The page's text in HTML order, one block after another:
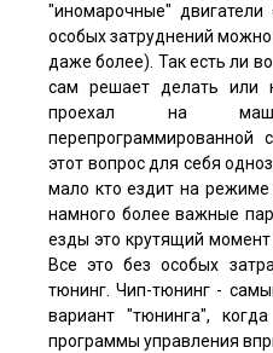
"иномарочные"
особых затруднений можно
даже более). Так есть ли
сам решает делать или
проехал на
перепрограммированной
этот вопрос для себя
мало кто ездит на
намного более важные
езды это крутящий момент
Все это без особых
тюнинг. Чип-тюнинг -
вариант "тюнинга",
программы управления